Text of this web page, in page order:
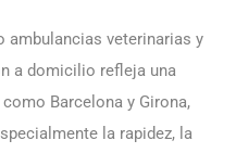
ambulancias veterinarias y
a domicilio refleja una
Barcelona y Girona,
la rapidez, la